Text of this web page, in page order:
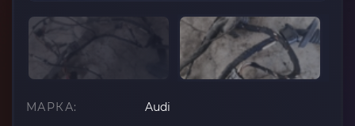
МАРКА:
Audi